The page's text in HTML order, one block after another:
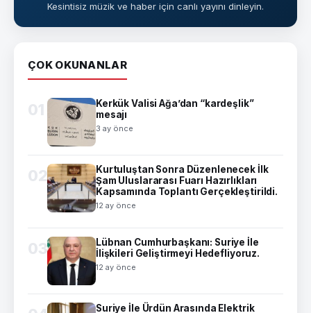
Kesintisiz müzik ve haber için canlı yayını dinleyin.
ÇOK OKUNANLAR
01
Kerkük Valisi Ağa’dan “kardeşlik”
mesajı
3 ay önce
02
Kurtuluştan Sonra Düzenlenecek İlk
Şam Uluslararası Fuarı Hazırlıkları
Kapsamında Toplantı Gerçekleştirildi.
12 ay önce
03
Lübnan Cumhurbaşkanı: Suriye İle
İlişkileri Geliştirmeyi Hedefliyoruz.
12 ay önce
Suriye İle Ürdün Arasında Elektrik